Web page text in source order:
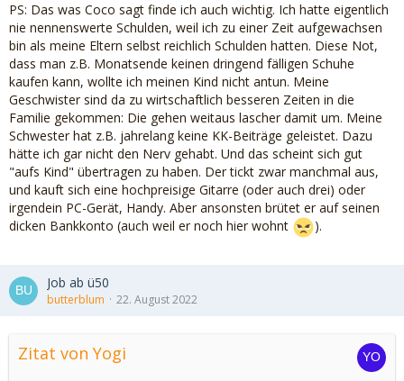
PS: Das was Coco sagt finde ich auch wichtig. Ich hatte eigentlich
nie nennenswerte Schulden, weil ich zu einer Zeit aufgewachsen
bin als meine Eltern selbst reichlich Schulden hatten. Diese Not,
dass man z.B. Monatsende keinen dringend fälligen Schuhe
kaufen kann, wollte ich meinen Kind nicht antun. Meine
Geschwister sind da zu wirtschaftlich besseren Zeiten in die
Familie gekommen: Die gehen weitaus lascher damit um. Meine
Schwester hat z.B. jahrelang keine KK-Beiträge geleistet. Dazu
hätte ich gar nicht den Nerv gehabt. Und das scheint sich gut
"aufs Kind" übertragen zu haben. Der tickt zwar manchmal aus,
und kauft sich eine hochpreisige Gitarre (oder auch drei) oder
irgendein PC-Gerät, Handy. Aber ansonsten brütet er auf seinen
dicken Bankkonto (auch weil er noch hier wohnt
).
Job ab ü50
butterblum 22. August 2022
Zitat von Yogi